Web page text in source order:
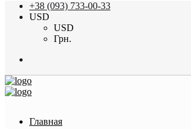
+38 (093) 733-00-33
USD
USD
Грн.
Главная